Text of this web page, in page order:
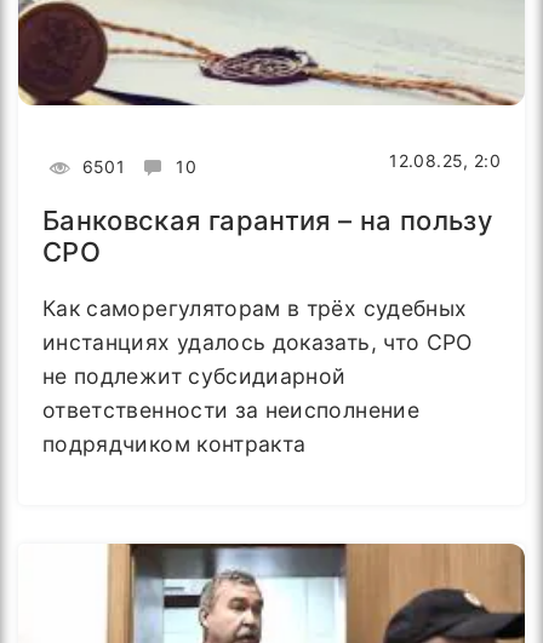
6501 10 12.08.25, 2:0
Банковская гарантия – на пользу
СРО
Как саморегуляторам в трёх судебных
инстанциях удалось доказать, что СРО
не подлежит субсидиарной
ответственности за неисполнение
подрядчиком контракта